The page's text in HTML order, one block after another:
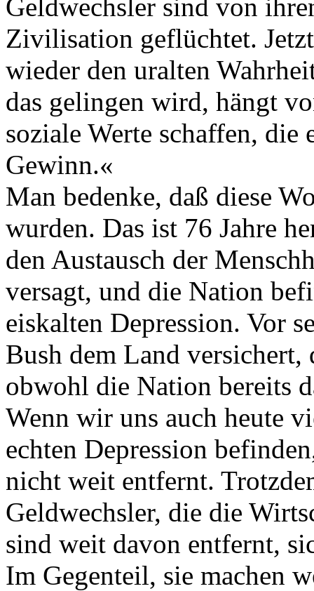
Geldwechsler sind von
Zivilisa­tion geflüchtet.
wieder den uralten
das gelingen wird, hängt
soziale Werte schaffen,
Gewinn.«
Man bedenke, daß diese
wurden. Das ist 76 Jahre
den Austausch der
versagt, und die Nation
eiskalten Depression. Vor
Bush dem Land
obwohl die Nation bereits
Wenn wir uns auch heute
echten Depression
nicht weit entfernt.
Geldwechsler, die die
sind weit davon entfernt,
Im Gegenteil, sie machen